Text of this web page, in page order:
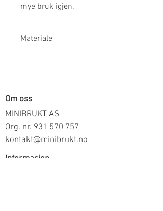
mye bruk igjen.
Materiale
Om oss
MINIBRUKT AS
Org. nr. 931 570 757
kontakt@minibrukt.no
Informasjon